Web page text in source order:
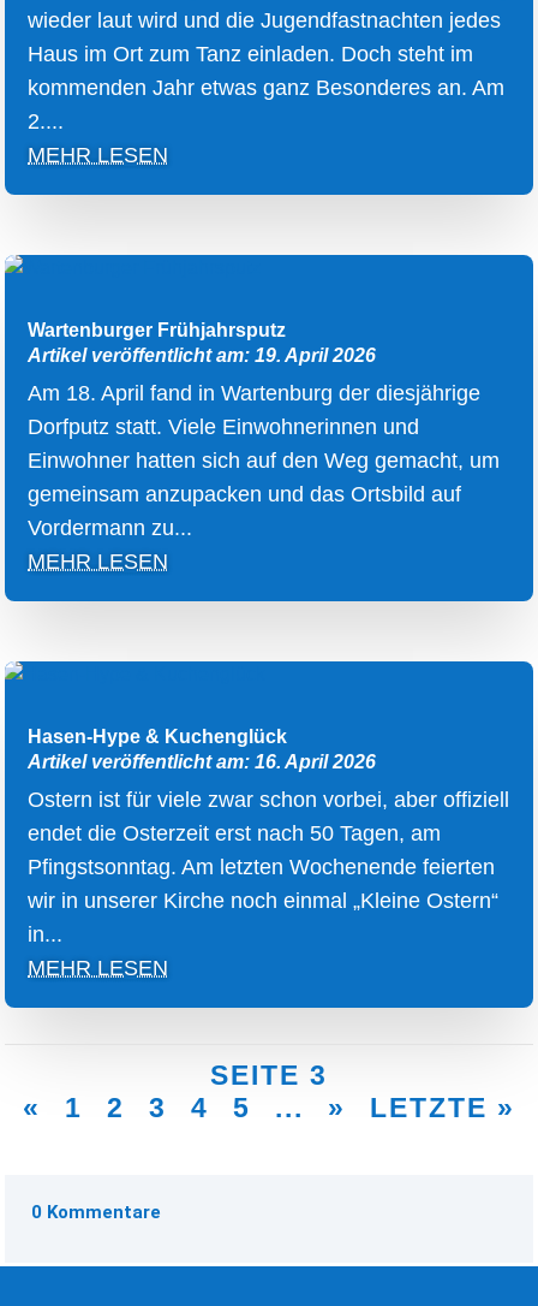
wieder laut wird und die Jugendfastnachten jedes
Haus im Ort zum Tanz einladen. Doch steht im
kommenden Jahr etwas ganz Besonderes an. Am
2....
MEHR LESEN
Wartenburger Frühjahrsputz
Artikel veröffentlicht am: 19. April 2026
Am 18. April fand in Wartenburg der diesjährige
Dorfputz statt. Viele Einwohnerinnen und
Einwohner hatten sich auf den Weg gemacht, um
gemeinsam anzupacken und das Ortsbild auf
Vordermann zu...
MEHR LESEN
Hasen-Hype & Kuchenglück
Artikel veröffentlicht am: 16. April 2026
Ostern ist für viele zwar schon vorbei, aber offiziell
endet die Osterzeit erst nach 50 Tagen, am
Pfingstsonntag. Am letzten Wochenende feierten
wir in unserer Kirche noch einmal „Kleine Ostern“
in...
MEHR LESEN
SEITE 3
«
1 2 3 4 5 ... » LETZTE »
0 Kommentare